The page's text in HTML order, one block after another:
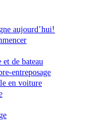
aujourd’hui!
de bateau
entreposage
en voiture